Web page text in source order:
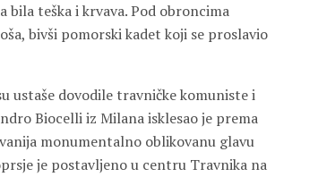
bila teška i krvava. Pod obroncima
bivši pomorski kadet koji se proslavio
ustaše dovodile travničke komuniste i
Biocelli iz Milana isklesao je prema
monumentalno oblikovanu glavu
je postavljeno u centru Travnika na